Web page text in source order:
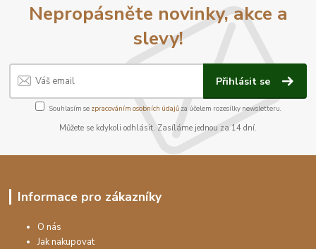
Nepropásněte novinky, akce a
slevy!
Přihlásit se
Souhlasím se zpracováním osobních údajůza účelem rozesílky newsletteru.
Můžete se kdykoli odhlásit. Zasíláme jednou za 14 dní.
Informace pro zákazníky
O nás
Jak nakupovat